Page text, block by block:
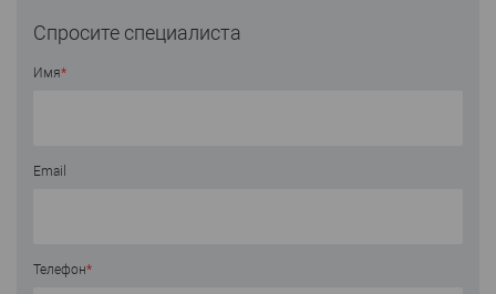
Спросите специалиста
Имя*
Email
Телефон*